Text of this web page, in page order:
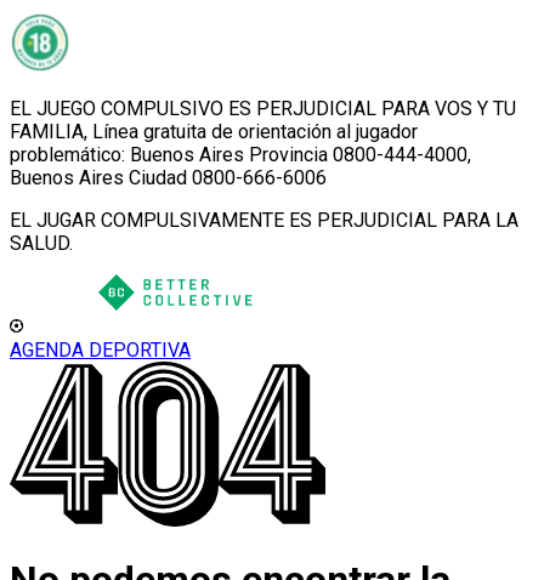
EL JUEGO COMPULSIVO ES PERJUDICIAL PARA VOS Y TU
FAMILIA, Línea gratuita de orientación al jugador
problemático: Buenos Aires Provincia 0800-444-4000,
Buenos Aires Ciudad 0800-666-6006
EL JUGAR COMPULSIVAMENTE ES PERJUDICIAL PARA LA
SALUD.
AGENDA DEPORTIVA